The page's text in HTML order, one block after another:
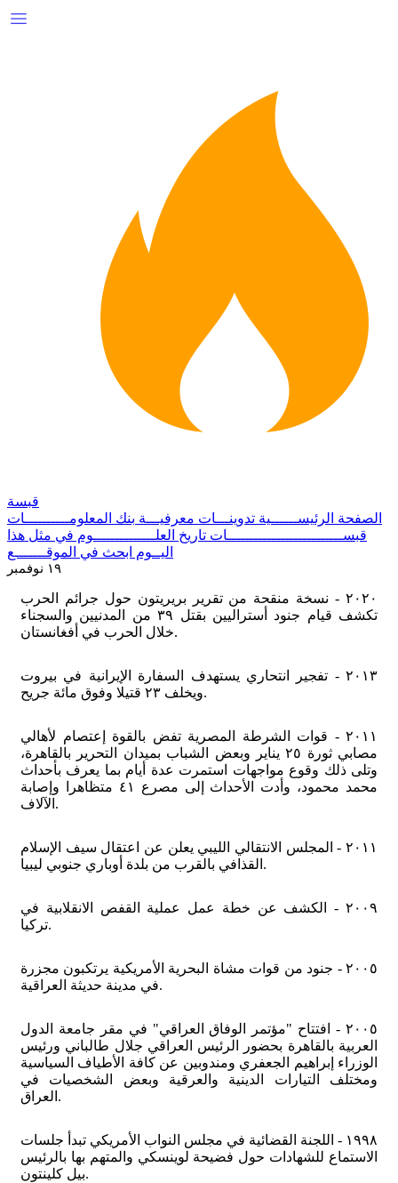
قبسة
الصفحة الرئيســــــية تدوينـــات معرفيـــة بنك المعلومــــــــــات
قبســــــــــــــــــــــــــات تاريخ العلــــــــــــــوم في مثل هذا
اليــوم ابحث في الموقـــــــع
١٩ نوفمبر
٢٠٢٠ - نسخة منقحة من تقرير بريريتون حول جرائم الحرب
تكشف قيام جنود أستراليين بقتل ٣٩ من المدنيين والسجناء
خلال الحرب في أفغانستان.
٢٠١٣ - تفجير انتحاري يستهدف السفارة الإيرانية في بيروت
ويخلف ٢٣ قتيلا وفوق مائة جريح.
٢٠١١ - قوات الشرطة المصرية تفض بالقوة إعتصام لأهالي
مصابي ثورة ٢٥ يناير وبعض الشباب بميدان التحرير بالقاهرة،
وتلى ذلك وقوع مواجهات استمرت عدة أيام بما يعرف بأحداث
محمد محمود، وأدت الأحداث إلى مصرع ٤١ متظاهرا وإصابة
الآلاف.
٢٠١١ - المجلس الانتقالي الليبي يعلن عن اعتقال سيف الإسلام
القذافي بالقرب من بلدة أوباري جنوبي ليبيا.
٢٠٠٩ - الكشف عن خطة عمل عملية القفص الانقلابية في
تركيا.
٢٠٠٥ - جنود من قوات مشاة البحرية الأمريكية يرتكبون مجزرة
في مدينة حديثة العراقية.
٢٠٠٥ - افتتاح "مؤتمر الوفاق العراقي" في مقر جامعة الدول
العربية بالقاهرة بحضور الرئيس العراقي جلال طالباني ورئيس
الوزراء إبراهيم الجعفري ومندوبين عن كافة الأطياف السياسية
ومختلف التيارات الدينية والعرقية وبعض الشخصيات في
العراق.
١٩٩٨ - اللجنة القضائية في مجلس النواب الأمريكي تبدأ جلسات
الاستماع للشهادات حول فضيحة لوينسكي والمتهم بها بالرئيس
بيل كلينتون.